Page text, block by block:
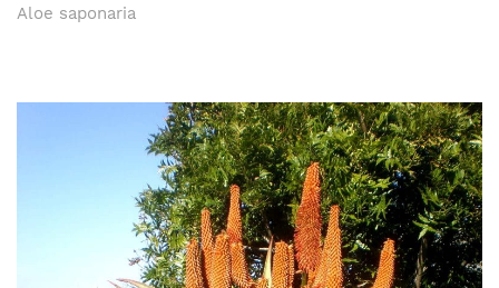
Aloe saponaria